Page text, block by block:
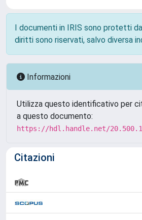
I documenti in IRIS sono protetti
diritti sono riservati, salvo diversa
Informazioni
Utilizza questo identificativo per
a questo documento:
https://hdl.handle.net/
Citazioni